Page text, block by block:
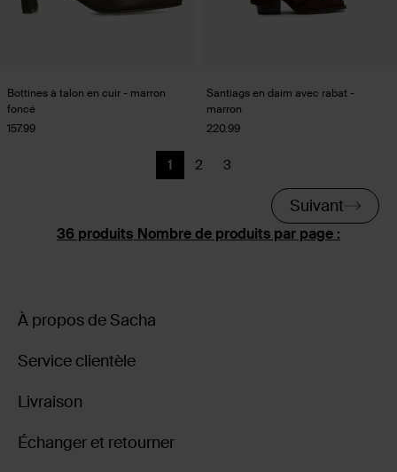
Bottines à talon en cuir - marron
foncé
157.99
Santiags en daim avec rabat -
marron
220.99
Nombre de produits par page :
Page actuelle
1
Précédent
2
Précédent
3
Suivant
À propos de Sacha
Service clientèle
Livraison
Échanger et retourner